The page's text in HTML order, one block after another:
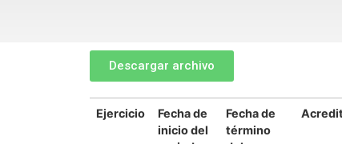
Descargar archivo
Ejercicio
Fecha de
inicio del
Fecha de
término